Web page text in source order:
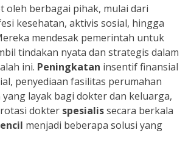
oleh berbagai pihak, mulai dari
kesehatan, aktivis sosial, hingga
mendesak pemerintah untuk
tindakan nyata dan strategis dalam
ini. Peningkatan insentif finansial
penyediaan fasilitas perumahan
layak bagi dokter dan keluarga,
dokter spesialissecara berkala
menjadi beberapa solusi yang